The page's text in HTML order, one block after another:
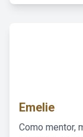
Emelie
Como mentor,